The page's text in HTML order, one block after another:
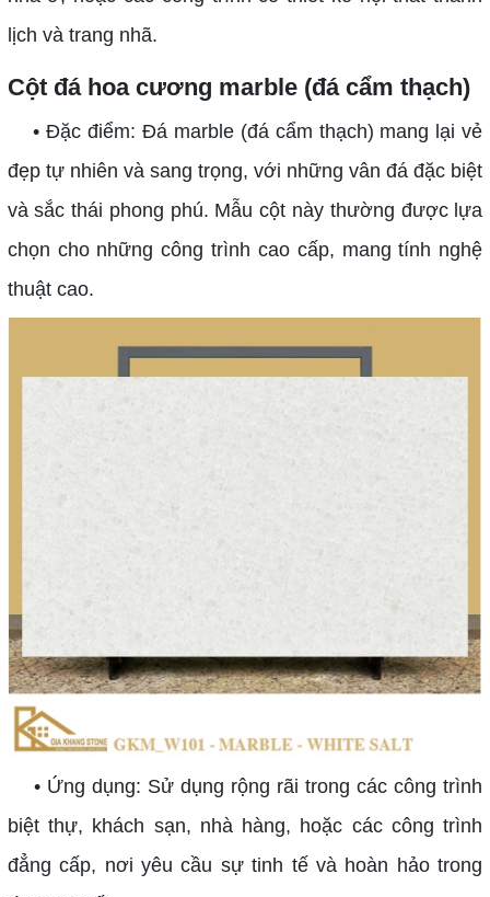
lịch và trang nhã.
Cột đá hoa cương marble (đá cẩm thạch)
• Đặc điểm: Đá marble (đá cẩm thạch) mang lại vẻ
đẹp tự nhiên và sang trọng, với những vân đá đặc biệt
và sắc thái phong phú. Mẫu cột này thường được lựa
chọn cho những công trình cao cấp, mang tính nghệ
thuật cao.
• Ứng dụng: Sử dụng rộng rãi trong các công trình
biệt thự, khách sạn, nhà hàng, hoặc các công trình
đẳng cấp, nơi yêu cầu sự tinh tế và hoàn hảo trong